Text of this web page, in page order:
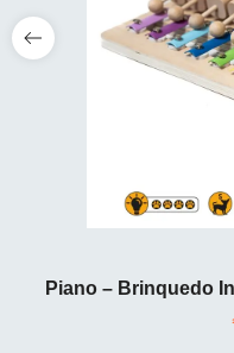
Piano – Brinquedo